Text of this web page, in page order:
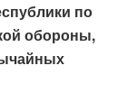
по
обороны,